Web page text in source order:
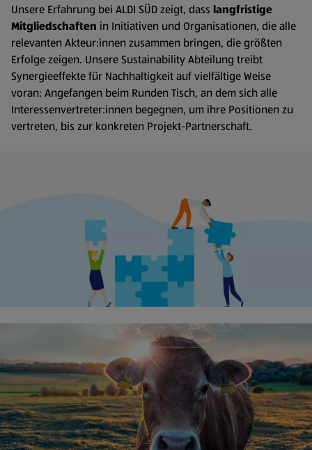
Unsere Erfahrung bei ALDI SÜD zeigt, dass langfristige
Mitgliedschaften in Initiativen und Organisationen, die alle
relevanten Akteur:innen zusammen bringen, die größten
Erfolge zeigen. Unsere Sustainability Abteilung treibt
Synergieeffekte für Nachhaltigkeit auf vielfältige Weise
voran: Angefangen beim Runden Tisch, an dem sich alle
Interessenvertreter:innen begegnen, um ihre Positionen zu
vertreten, bis zur konkreten Projekt-Partnerschaft.